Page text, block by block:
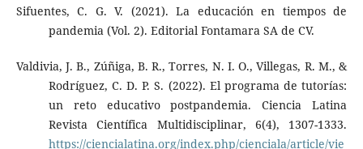
Sifuentes, C. G. V. (2021). La educación en tiempos de
pandemia (Vol. 2). Editorial Fontamara SA de CV.
Valdivia, J. B., Zúñiga, B. R., Torres, N. I. O., Villegas, R. M., &
Rodríguez, C. D. P. S. (2022). El programa de tutorías:
un reto educativo postpandemia. Ciencia Latina
Revista Científica Multidisciplinar, 6(4), 1307-1333.
https://ciencialatina.org/index.php/cienciala/article/vie